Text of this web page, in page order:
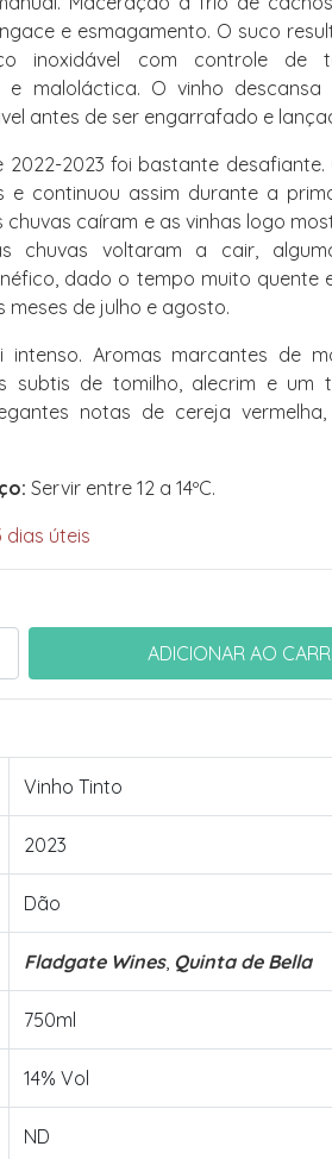
e esmagamento. O suco
inoxidável com controle de
e maloláctica. O vinho
antes de ser engarrafado e
2022-2023 foi bastante desafiante.
e continuou assim durante a
chuvas caíram e as vinhas logo
chuvas voltaram a cair,
dado o tempo muito quente
de julho e agosto.
intenso. Aromas marcantes de
subtis de tomilho, alecrim e um
notas de cereja vermelha,
Servir entre 12 a 14ºC.
dias úteis
Vinho Tinto
2023
Dão
Fladgate Wines, Quinta de Bella
750ml
14% Vol
ND